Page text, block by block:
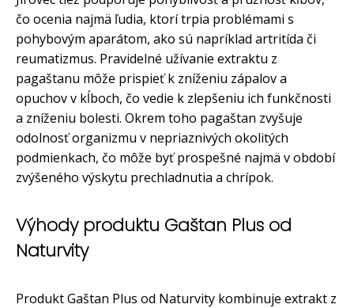
čo ocenia najmä ľudia, ktorí trpia problémami s
pohybovým aparátom, ako sú napríklad artritída či
reumatizmus. Pravidelné užívanie extraktu z
pagaštanu môže prispieť k zníženiu zápalov a
opuchov v kĺboch, čo vedie k zlepšeniu ich funkčnosti
a zníženiu bolesti. Okrem toho pagaštan zvyšuje
odolnosť organizmu v nepriaznivých okolitých
podmienkach, čo môže byť prospešné najmä v období
zvýšeného výskytu prechladnutia a chrípok.
Výhody produktu Gaštan Plus od
Naturvity
Produkt Gaštan Plus od Naturvity kombinuje extrakt z